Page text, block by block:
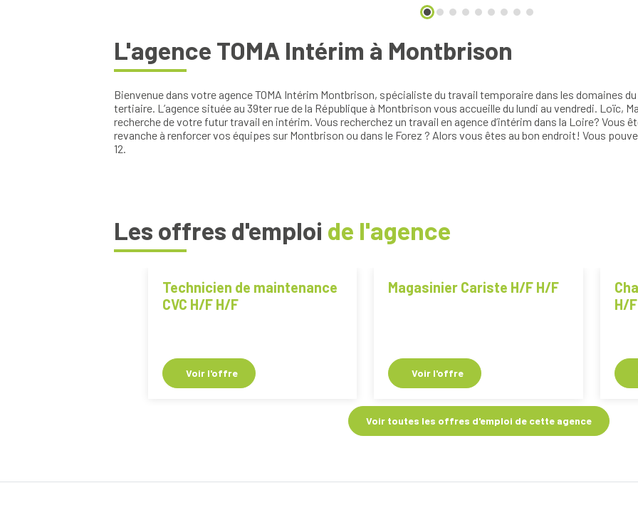
L'agence TOMA Intérim à Montbrison
Bienvenue dans votre agence TOMA Intérim Montbrison, spécialiste du travail temporaire dans les domaines du
tertiaire. L’agence située au 39ter rue de la République à Montbrison vous accueille du lundi au vendredi. Loïc,
recherche de votre futur travail en intérim. Vous recherchez un travail en agence d’intérim dans la Loire? Vous
revanche à renforcer vos équipes sur Montbrison ou dans le Forez ? Alors vous êtes au bon endroit! Vous
12.
Les offres d'emploi de l'agence
Technicien de maintenance
CVC H/F H/F
Voir l'offre
Magasinier Cariste H/F H/F
Voir l'offre
H/F
Voir toutes les offres d'emploi de cette agence